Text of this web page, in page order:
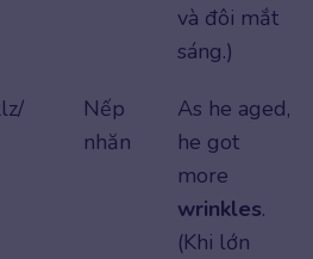
và đôi mắt
sáng.)
Nếp
nhăn
As he aged,
he got
more
wrinkles.
(Khi lớn